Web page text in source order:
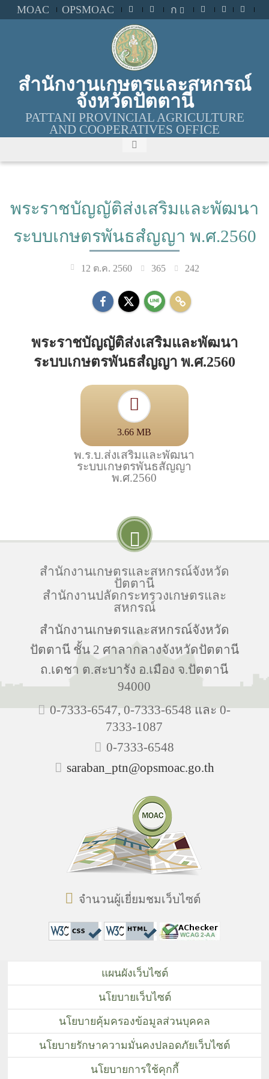
MOAC OPSMOAC ก
สำนักงานเกษตรและสหกรณ์
จังหวัดปัตตานี
PATTANI PROVINCIAL AGRICULTURE
AND COOPERATIVES OFFICE
พระราชบัญญัติส่งเสริมและพัฒนา
ระบบเกษตรพันธสํญญา พ.ศ.2560
12 ต.ค. 2560 365 242
พระราชบัญญัติส่งเสริมและพัฒนา
ระบบเกษตรพันธสํญญา พ.ศ.2560
3.66 MB
พ.ร.บ.ส่งเสริมและพัฒนา
ระบบเกษตรพันธสัญญา
พ.ศ.2560
สำนักงานเกษตรและสหกรณ์จังหวัด
ปัตตานี
สำนักงานปลัดกระทรวงเกษตรและ
สหกรณ์
สำนักงานเกษตรและสหกรณ์จังหวัด
ปัตตานี ชั้น 2 ศาลากลางจังหวัดปัตตานี
ถ.เดชา ต.สะบารัง อ.เมือง จ.ปัตตานี
94000
0-7333-6547, 0-7333-6548 และ 0-
7333-1087
0-7333-6548
saraban_ptn@opsmoac.go.th
จำนวนผู้เยี่ยมชมเว็บไซต์
แผนผังเว็บไซต์
นโยบายเว็บไซต์
นโยบายคุ้มครองข้อมูลส่วนบุคคล
นโยบายรักษาความมั่นคงปลอดภัยเว็บไซต์
นโยบายการใช้คุกกี้